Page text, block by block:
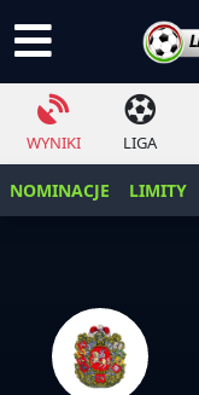
WYNIKI LIGA
NOMINACJE LIMITY